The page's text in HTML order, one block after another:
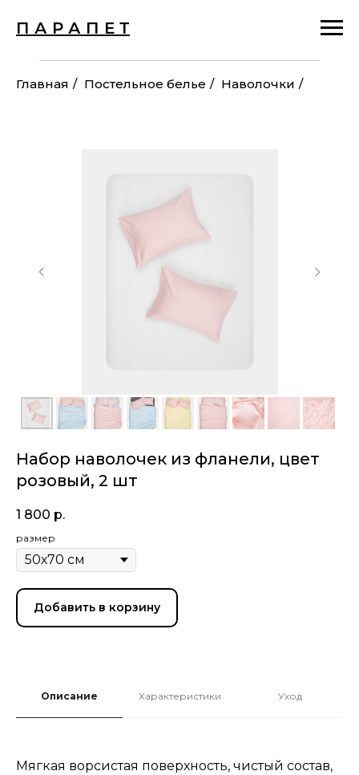
П А Р А П Е Т
Главная / Постельное белье / Наволочки /
Набор наволочек из фланели, цвет
розовый, 2 шт
1 800 р.
размер
Добавить в корзину
Описание Характеристики Уход
Мягкая ворсистая поверхность, чистый состав,